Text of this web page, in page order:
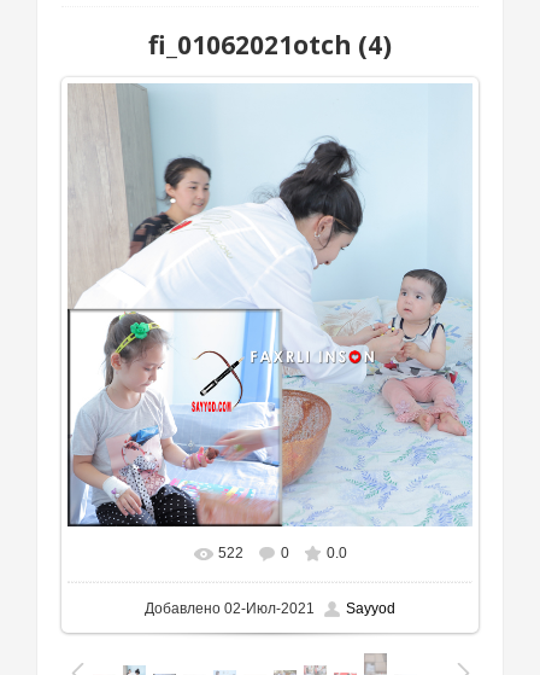
fi_01062021otch (4)
522 0 0.0
Добавлено 02-Июл-2021 Sayyod